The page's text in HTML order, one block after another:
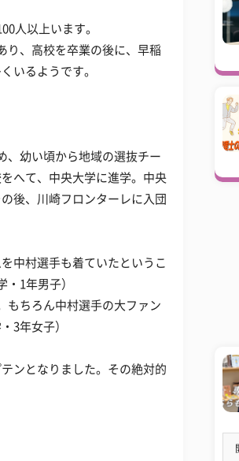
人以上います。
り、高校を卒業の後に、早稲
いるようです。
、幼い頃から地域の選抜チー
へて、中央大学に進学。中央
後、川崎フロンターレに入団
中村選手も着ていたというこ
1年男子）
もちろん中村選手の大ファン
3年女子）
ンとなりました。その絶対的